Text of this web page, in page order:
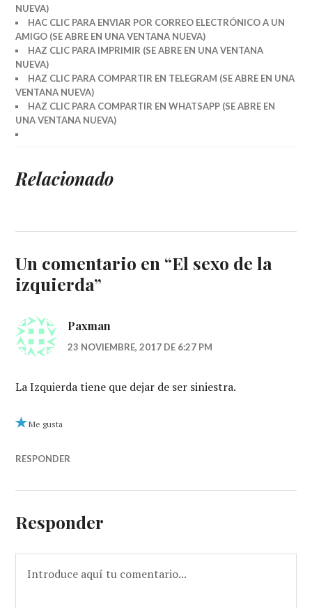
NUEVA)
HAC CLIC PARA ENVIAR POR CORREO ELECTRÓNICO A UN
AMIGO (SE ABRE EN UNA VENTANA NUEVA)
HAZ CLIC PARA IMPRIMIR (SE ABRE EN UNA VENTANA
NUEVA)
HAZ CLIC PARA COMPARTIR EN TELEGRAM (SE ABRE EN UNA
VENTANA NUEVA)
HAZ CLIC PARA COMPARTIR EN WHATSAPP (SE ABRE EN
UNA VENTANA NUEVA)
Relacionado
Un comentario en “El sexo de la
izquierda”
Paxman
23 NOVIEMBRE, 2017 DE 6:27 PM
La Izquierda tiene que dejar de ser siniestra.
Me gusta
RESPONDER
Responder